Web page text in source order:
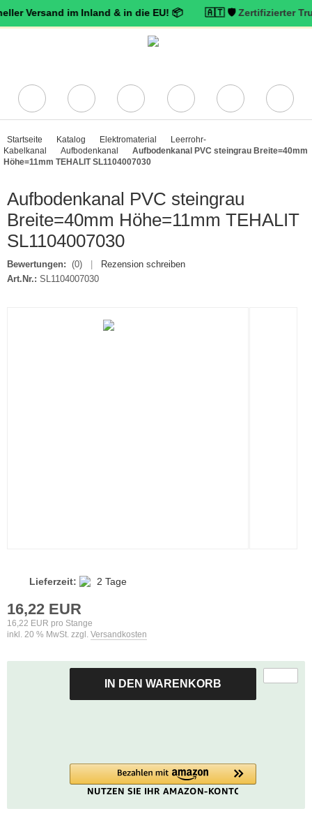
im Inland & in die EU! 📦 🇦🇹 🛡️ Zertifizierter Trusted
Startseite Katalog Elektromaterial
Leerrohr-
Kabelkanal
Aufbodenkanal
Aufbodenkanal PVC steingrau Breite=40mm
Höhe=11mm TEHALIT SL1104007030
Aufbodenkanal PVC steingrau
Breite=40mm Höhe=11mm TEHALIT
SL1104007030
Bewertungen: (0)
Rezension schreiben
Art.Nr.: SL1104007030
Lieferzeit: 2 Tage
16,22 EUR
16,22 EUR pro Stange
inkl. 20 % MwSt. zzgl. Versandkosten
IN DEN WARENKORB